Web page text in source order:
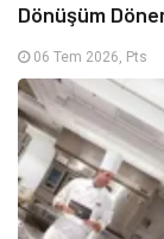
Dönüşüm
06 Tem 2026, Pts